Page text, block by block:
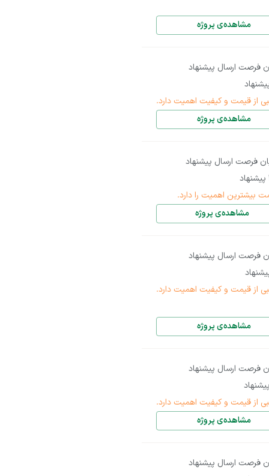
مشاهده‌ی پروژه
فرصت ارسال پیشنهاد
از قیمت و کیفیت اهمیت دارد.
مشاهده‌ی پروژه
فرصت ارسال پیشنهاد
پیشنهاد
بیشترین اهمیت را دارد.
مشاهده‌ی پروژه
فرصت ارسال پیشنهاد
از قیمت و کیفیت اهمیت دارد.
مشاهده‌ی پروژه
فرصت ارسال پیشنهاد
پیشنهاد
از قیمت و کیفیت اهمیت دارد.
مشاهده‌ی پروژه
فرصت ارسال پیشنهاد